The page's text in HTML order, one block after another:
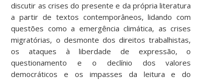
discutir as crises do presente e da própria literatura
a partir de textos contemporâneos, lidando com
questões como a emergência climática, as crises
migratórias, o desmonte dos direitos trabalhistas,
os ataques à liberdade de expressão, o
questionamento e o declínio dos valores
democráticos e os impasses da leitura e do